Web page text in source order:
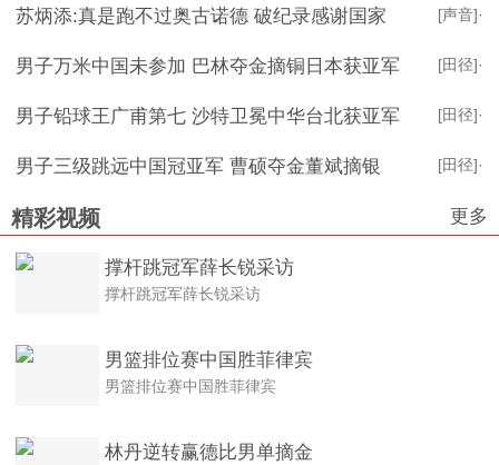
·
[声音]
苏炳添:真是跑不过奥古诺德 破纪录感谢国家
·
[田径]
男子万米中国未参加 巴林夺金摘铜日本获亚军
·
[田径]
男子铅球王广甫第七 沙特卫冕中华台北获亚军
·
[田径]
男子三级跳远中国冠亚军 曹硕夺金董斌摘银
精彩视频 更多
撑杆跳冠军薛长锐采访
撑杆跳冠军薛长锐采访
男篮排位赛中国胜菲律宾
男篮排位赛中国胜菲律宾
林丹逆转赢德比男单摘金